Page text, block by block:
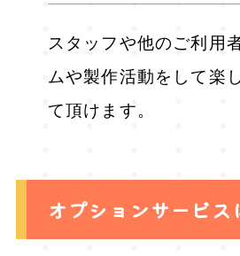
スタッフや他のご利用
ムや製作活動をして楽
て頂けます。
オプションサービス